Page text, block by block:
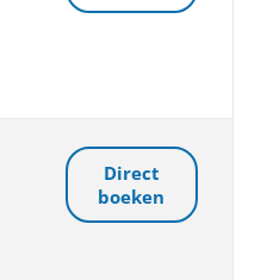
Direct
boeken